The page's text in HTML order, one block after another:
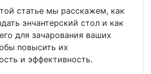
статье мы расскажем, как
энчантерский стол и как
для зачарования ваших
повысить их
и эффективность.